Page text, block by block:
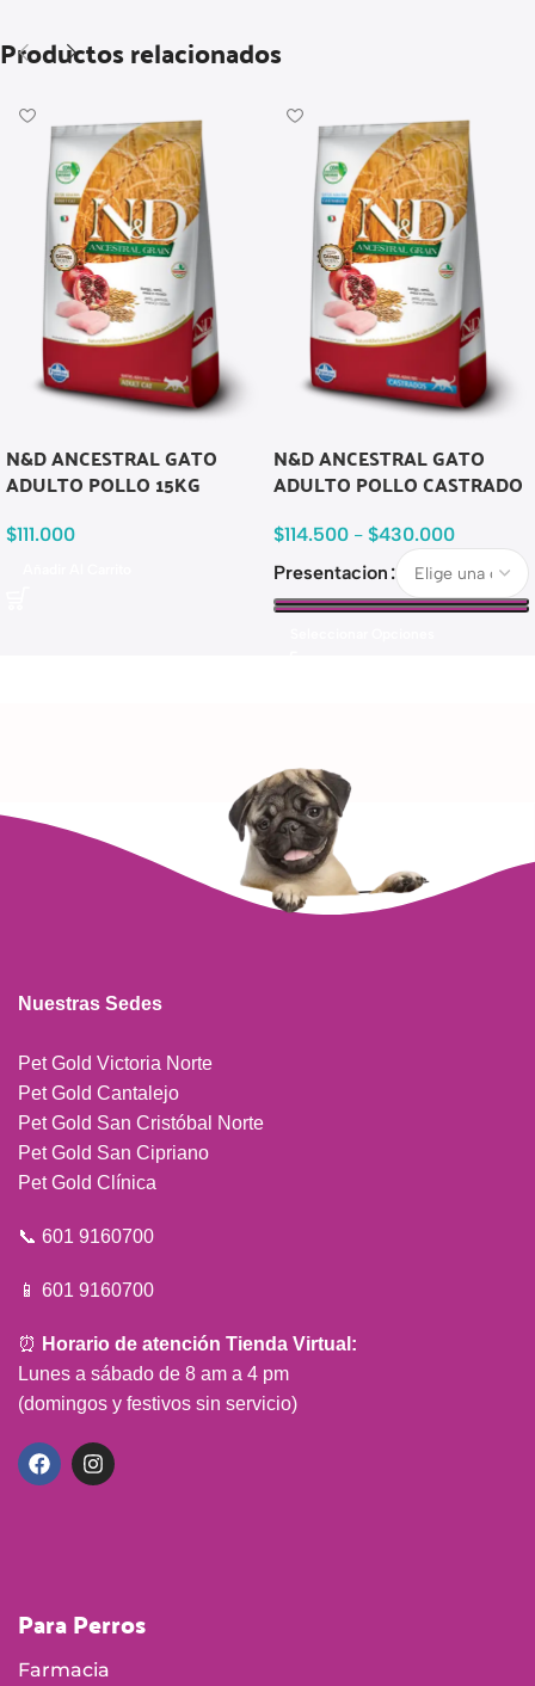
Productos relacionados
N&D ANCESTRAL GATO
ADULTO POLLO 15KG
$111.000
N&D ANCESTRAL GATO
ADULTO POLLO CASTRADO
$114.500 - $430.000
Presentacion
Nuestras Sedes
Pet Gold Victoria Norte
Pet Gold Cantalejo
Pet Gold San Cristóbal Norte
Pet Gold San Cipriano
Pet Gold Clínica
📞 601 9160700
📱 601 9160700
⏰ Horario de atención Tienda Virtual:
Lunes a sábado de 8 am a 4 pm
(domingos y festivos sin servicio)
Para Perros
Farmacia